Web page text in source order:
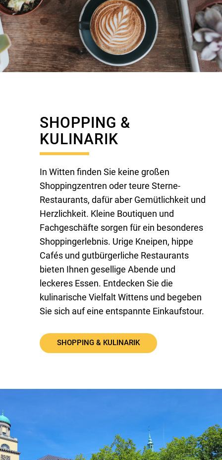
SHOPPING &
KULINARIK
In Witten finden Sie keine großen
Shoppingzentren oder teure Sterne-
Restaurants, dafür aber Gemütlichkeit und
Herzlichkeit. Kleine Boutiquen und
Fachgeschäfte sorgen für ein besonderes
Shoppingerlebnis. Urige Kneipen, hippe
Cafés und gutbürgerliche Restaurants
bieten Ihnen gesellige Abende und
leckeres Essen. Entdecken Sie die
kulinarische Vielfalt Wittens und begeben
Sie sich auf eine entspannte Einkaufstour.
SHOPPING & KULINARIK